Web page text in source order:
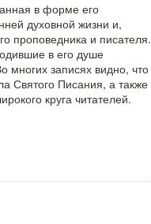
в форме его
духовной жизни и,
проповедника и писателя.
в его душе
записях видно, что
Святого Писания, а также
круга читателей.